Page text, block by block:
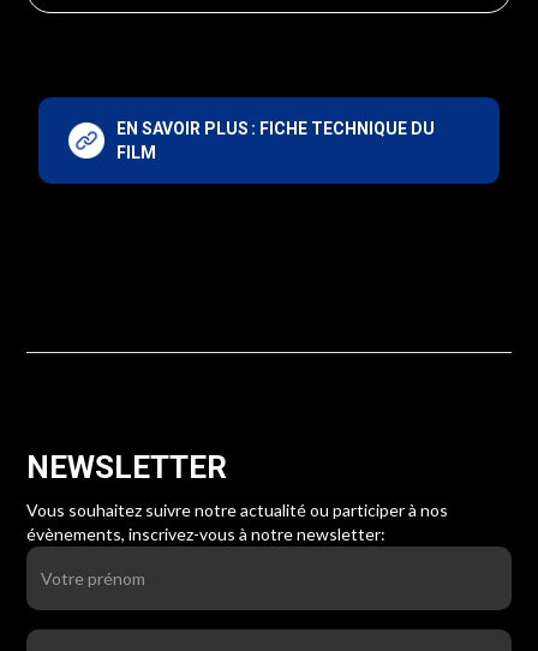
EN SAVOIR PLUS : FICHE TECHNIQUE DU
FILM
NEWSLETTER
Vous souhaitez suivre notre actualité ou participer à nos
évènements, inscrivez-vous ànotre newsletter: